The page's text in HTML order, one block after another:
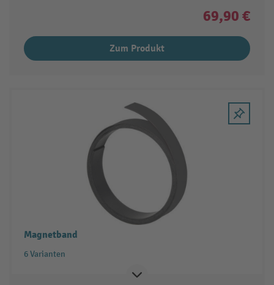
69,90 €
Zum Produkt
Magnetband
6 Varianten